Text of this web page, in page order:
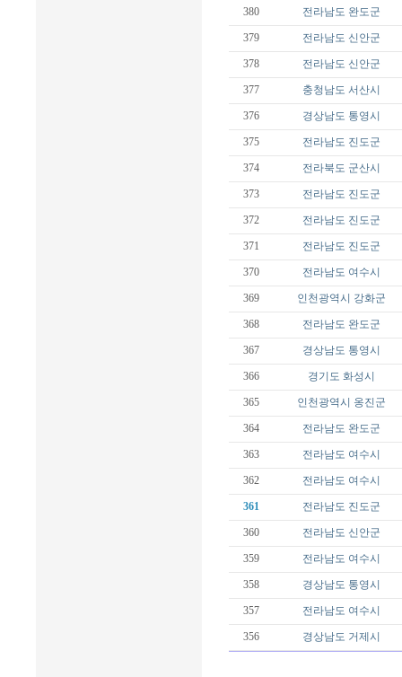
380 전라남도 완도군
379 전라남도 신안군
378 전라남도 신안군
377 충청남도 서산시
376 경상남도 통영시
375 전라남도 진도군
374 전라북도 군산시
373 전라남도 진도군
372 전라남도 진도군
371 전라남도 진도군
370 전라남도 여수시
369 인천광역시 강화군
368 전라남도 완도군
367 경상남도 통영시
366 경기도 화성시
365 인천광역시 옹진군
364 전라남도 완도군
363 전라남도 여수시
362 전라남도 여수시
361 전라남도 진도군
360 전라남도 신안군
359 전라남도 여수시
358 경상남도 통영시
357 전라남도 여수시
356 경상남도 거제시